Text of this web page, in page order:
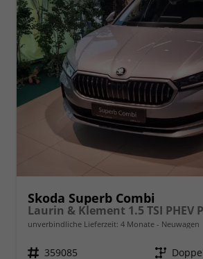
Skoda Superb Combi
unverbindliche Lieferzeit: 4 Monate Neuwagen
Fahrzeugnr. 359085 Getriebe